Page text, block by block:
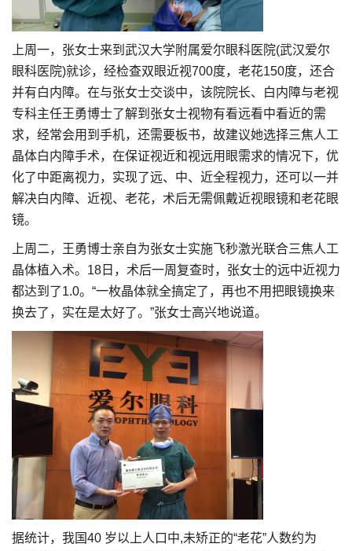
上周一，张女士来到武汉大学附属爱尔眼科医院(武汉爱尔
眼科医院)就诊，经检查双眼近视700度，老花150度，还合
并有白内障。在与张女士交谈中，该院院长、白内障与老视
专科主任王勇博士了解到张女士视物有看远看中看近的需
求，经常会用到手机，还需要板书，故建议她选择三焦人工
晶体白内障手术，在保证视近和视远用眼需求的情况下，优
化了中距离视力，实现了远、中、近全程视力，还可以一并
解决白内障、近视、老花，术后无需佩戴近视眼镜和老花眼
镜。
上周二，王勇博士亲自为张女士实施飞秒激光联合三焦人工
晶体植入术。18日，术后一周复查时，张女士的远中近视力
都达到了1.0。“一枚晶体就全搞定了，再也不用把眼镜换来
换去了，实在是太好了。”张女士高兴地说道。
据统计，我国40 岁以上人口中,未矫正的“老花”人数约为